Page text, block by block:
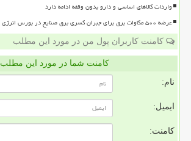
واردات کالاهای اساسی و دارو بدون وقفه ادامه دارد
عرضه ۵۰۰ مگاوات برق برای جبران کسری برق صنایع در بورس انرژی
کامنت کاربران پول من در مورد این مطلب
کامنت شما در مورد این مطلب
نام:
ایمیل:
کامنت: